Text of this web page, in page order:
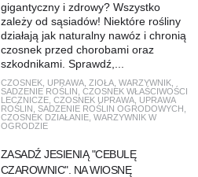
gigantyczny i zdrowy? Wszystko
zależy od sąsiadów! Niektóre rośliny
działają jak naturalny nawóz i chronią
czosnek przed chorobami oraz
szkodnikami. Sprawdź,...
CZOSNEK, UPRAWA, ZIOŁA, WARZYWNIK,
SADZENIE ROŚLIN CZOSNEK WŁAŚCIWOŚCI
LECZNICZE, CZOSNEK UPRAWA, UPRAWA
ROŚLIN SADZENIE ROŚLIN OGRODOWYCH
CZOSNEK DZIAŁANIE, WARZYWNIK W
OGRODZIE
ZASADŹ JESIENIĄ "CEBULĘ
CZAROWNIC". NA WIOSNĘ